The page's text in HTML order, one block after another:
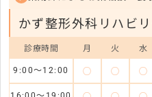
かず整形外科リハビ
診療時間 月 火 水
9:00～12:00 ◯ ◯ ◯